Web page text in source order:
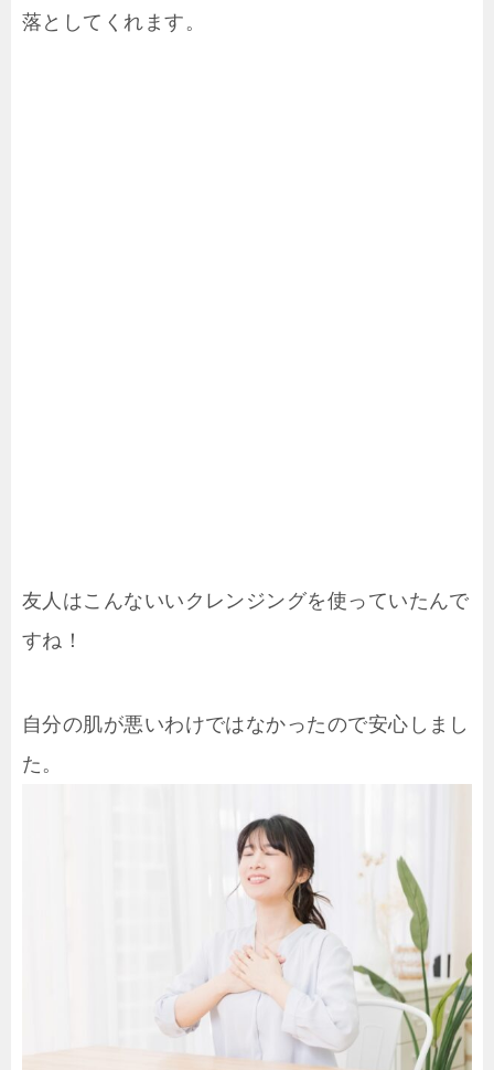
落としてくれます。
友人はこんないいクレンジングを使っていたんで
すね！
自分の肌が悪いわけではなかったので安心しまし
た。